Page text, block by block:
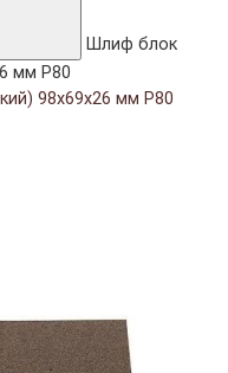
Шлиф блок
мм P80